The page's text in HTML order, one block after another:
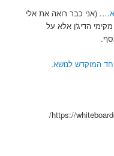
…. (אני כבר רואה את אלי
הדיג'ן אלא על
המוקדש לנושא.
https://